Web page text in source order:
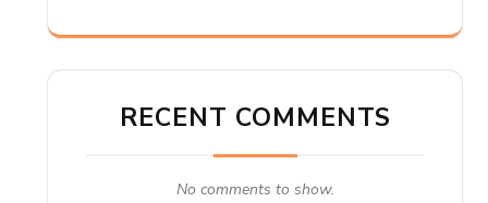
RECENT COMMENTS
No comments to show.